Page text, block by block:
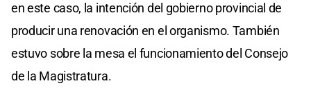
en este caso, la intención del gobierno provincial de
producir una renovación en el organismo. También
estuvo sobre la mesa el funcionamiento del Consejo
de la Magistratura.